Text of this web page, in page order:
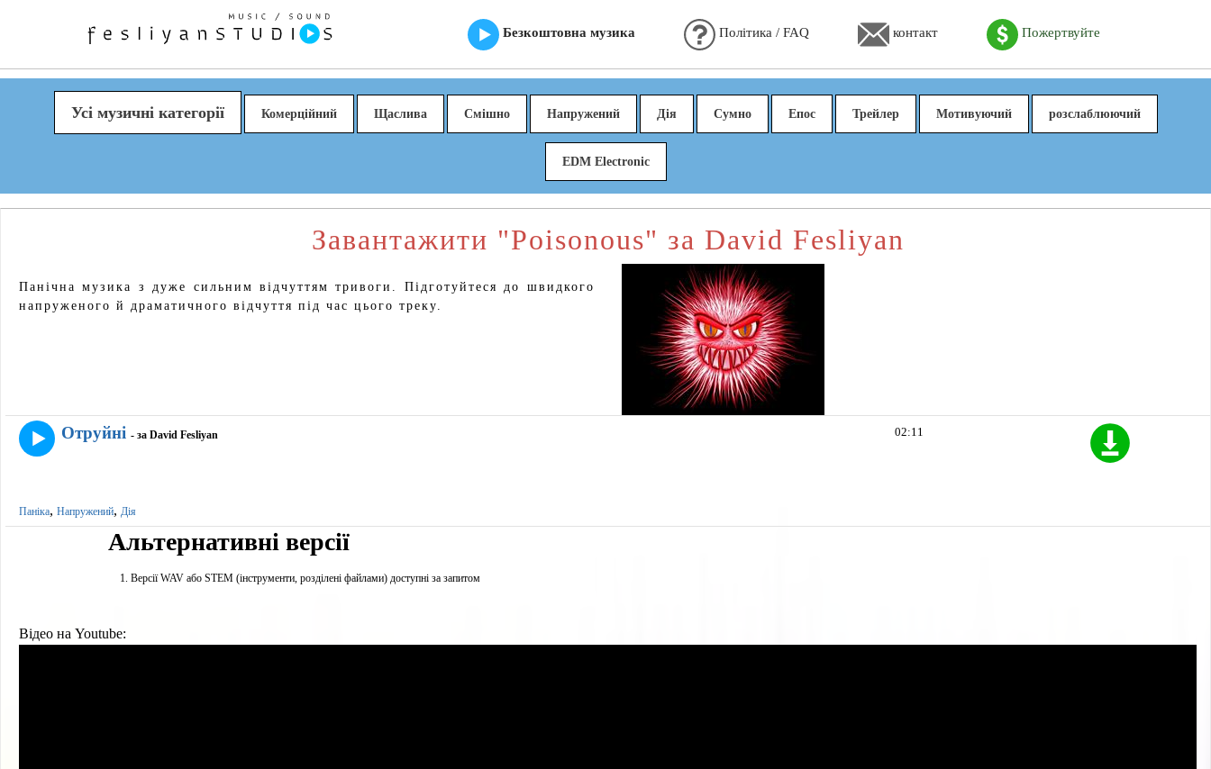
Безкоштовна музика Політика / FAQ контакт Пожертвуйте
Усі музичні категорії Комерційний Щаслива Смішно Напружений Дія Сумно Епос Трейлер Мотивуючий розслаблюючий
EDM Electronic
Завантажити "Poisonous" за David Fesliyan
Панічна музика з дуже сильним відчуттям тривоги. Підготуйтеся до швидкого
напруженого й драматичного відчуття під час цього треку.
Отруйні - за David Fesliyan
Паніка, Напружений, Дія
02:11
Альтернативні версії
Версії WAV або STEM (інструменти, розділені файлами) доступні за запитом
Відео на Youtube: